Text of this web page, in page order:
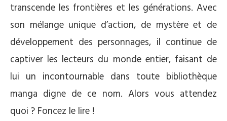
transcende les frontières et les générations. Avec
son mélange unique d’action, de mystère et de
développement des personnages, il continue de
captiver les lecteurs du monde entier, faisant de
lui un incontournable dans toute bibliothèque
manga digne de ce nom. Alors vous attendez
quoi ? Foncez le lire !